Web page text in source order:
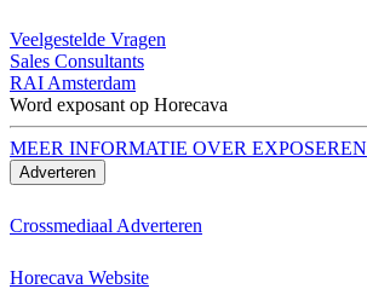
Veelgestelde Vragen
Sales Consultants
RAI Amsterdam
Word exposant op Horecava
MEER INFORMATIE OVER EXPOSEREN
Adverteren
Crossmediaal Adverteren
Horecava Website